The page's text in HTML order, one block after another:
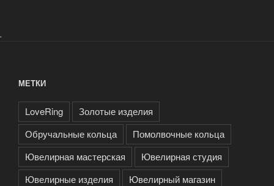
.
МЕТКИ
LoveRing
Золотые изделия
Обручальные кольца
Помолвочные кольца
Ювелирная мастерская
Ювелирная студия
Ювелирные изделия
Ювелирный магазин